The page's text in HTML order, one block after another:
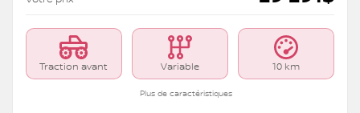
Traction avant Variable 10 km
Plus de caractéristiques